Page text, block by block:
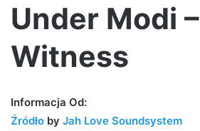
Under Modi –
Witness
Informacja Od:
Źródło by Jah Love Soundsystem